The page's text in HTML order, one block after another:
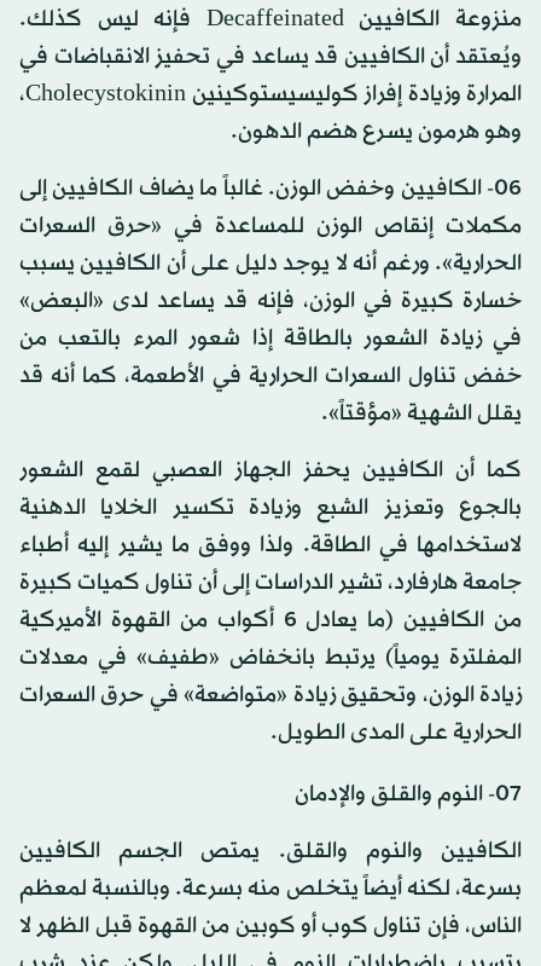
منزوعة الكافيين Decaffeinated فإنه ليس كذلك.
ويُعتقد أن الكافيين قد يساعد في تحفيز الانقباضات في
المرارة وزيادة إفراز كوليسيستوكينين Cholecystokinin،
وهو هرمون يسرع هضم الدهون.
06- الكافيين وخفض الوزن. غالباً ما يضاف الكافيين إلى
مكملات إنقاص الوزن للمساعدة في «حرق السعرات
الحرارية». ورغم أنه لا يوجد دليل على أن الكافيين يسبب
خسارة كبيرة في الوزن، فإنه قد يساعد لدى «البعض»
في زيادة الشعور بالطاقة إذا شعور المرء بالتعب من
خفض تناول السعرات الحرارية في الأطعمة، كما أنه قد
يقلل الشهية «مؤقتاً».
كما أن الكافيين يحفز الجهاز العصبي لقمع الشعور
بالجوع وتعزيز الشبع وزيادة تكسير الخلايا الدهنية
لاستخدامها في الطاقة. ولذا ووفق ما يشير إليه أطباء
جامعة هارفارد، تشير الدراسات إلى أن تناول كميات كبيرة
من الكافيين (ما يعادل 6 أكواب من القهوة الأميركية
المفلترة يومياً) يرتبط بانخفاض «طفيف» في معدلات
زيادة الوزن، وتحقيق زيادة «متواضعة» في حرق السعرات
الحرارية على المدى الطويل.
07- النوم والقلق والإدمان
الكافيين والنوم والقلق. يمتص الجسم الكافيين
بسرعة، لكنه أيضاً يتخلص منه بسرعة. وبالنسبة لمعظم
الناس، فإن تناول كوب أو كوبين من القهوة قبل الظهر لا